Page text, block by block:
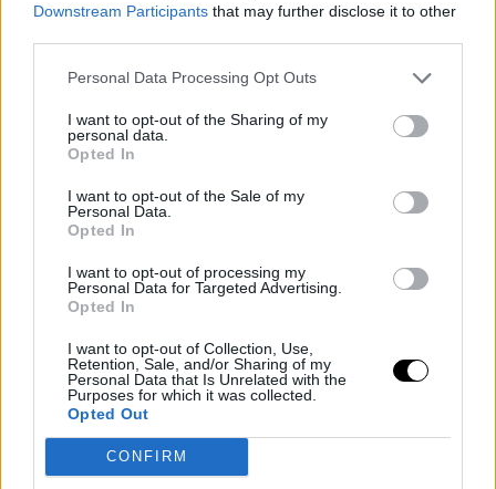
Downstream Participants that may further disclose it to other
Personal Data Processing Opt Outs
I want to opt-out of the Sharing of my
personal data.
Opted In
I want to opt-out of the Sale of my
Personal Data.
Opted In
I want to opt-out of processing my
Personal Data for Targeted Advertising.
Opted In
I want to opt-out of Collection, Use,
Retention, Sale, and/or Sharing of my
Personal Data that Is Unrelated with the
Purposes for which it was collected.
Opted Out
CONFIRM